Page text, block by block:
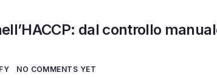
dal controllo
NO COMMENTS YET